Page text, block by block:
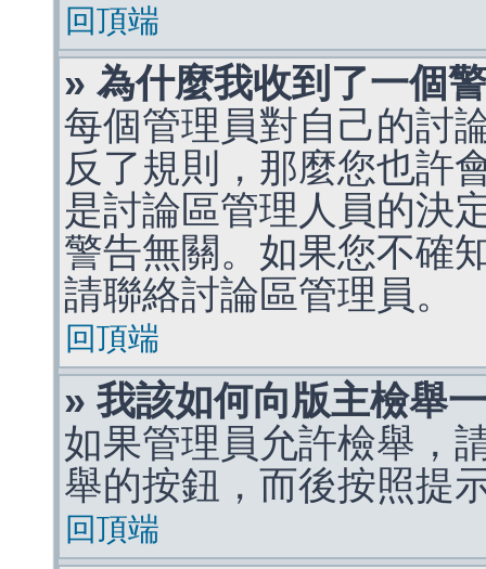
回頂端
» 為什麼我收到了一個
每個管理員對自己的討
反了規則，那麼您也許
是討論區管理人員的決
警告無關。如果您不確
請聯絡討論區管理員。
回頂端
» 我該如何向版主檢舉
如果管理員允許檢舉，
舉的按鈕，而後按照提
回頂端